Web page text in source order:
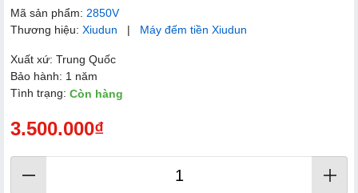
Mã sản phẩm: 2850V
Thương hiệu: Xiudun | Máy đếm tiền Xiudun
Xuất xứ: Trung Quốc
Bảo hành: 1 năm
Tình trạng: Còn hàng
3.500.000₫